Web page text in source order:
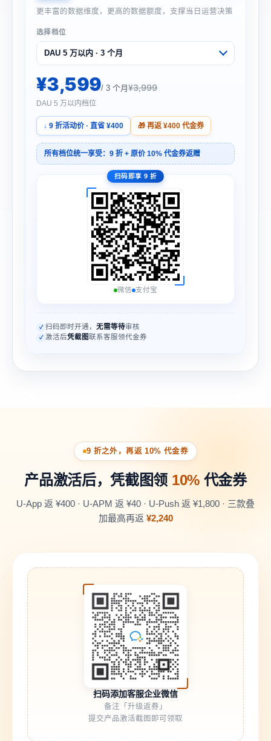
更丰富的数据维度，更高的数据额度，支撑当日运营决策
选择档位
¥3,599/ 3 个月¥3,999
DAU 5 万以内档位
9 折活动价 · 直省 ¥400 再返 ¥400 代金券
所有档位统一享受：9 折 + 原价 10% 代金券返赠
微信 支付宝
✓ 扫码即时开通， 无需等待审核
✓ 激活后凭截图联系客服领代金券
9 折之外，再返 10% 代金券
产品激活后，凭截图领 10% 代金券
U-App 返 ¥400 · U-APM 返 ¥40 · U-Push 返 ¥1,800 · 三款叠
加最高再返 ¥2,240
扫码添加客服企业微信
备注「升级返券」
提交产品激活截图即可领取